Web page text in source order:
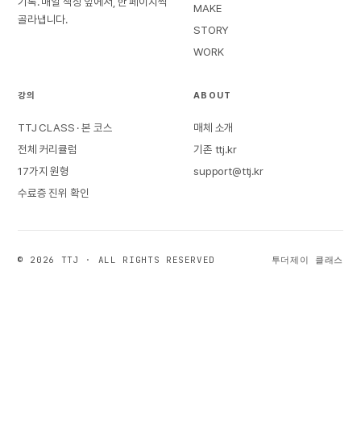
골라냅니다.
MAKE
STORY
WORK
강의
TTJ CLASS · 본 코스
전체 커리큘럼
17가지 원형
수료증 진위 확인
ABOUT
매체 소개
기존 ttj.kr
support@ttj.kr
© 2026 TTJ · ALL RIGHTS RESERVED 투더제이 클래스